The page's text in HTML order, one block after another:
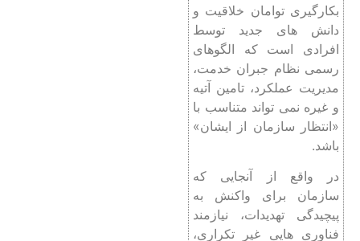
بکارگیری توامان خلاقیت و
دانش‌ های جدید توسط
افرادی است که الگوهای
رسمی نظام جبران خدمت،
مدیریت عملکرد، تامین آتیه
و غیره نمی ‌تواند متناسب با
«انتظار سازمان از ایشان»
باشد.
در واقع از آنجایی که
سازمان برای واکنش به
پیچیدگی تهدیدات، نیازمند
فناوری ‌هایی غیر تکراری،